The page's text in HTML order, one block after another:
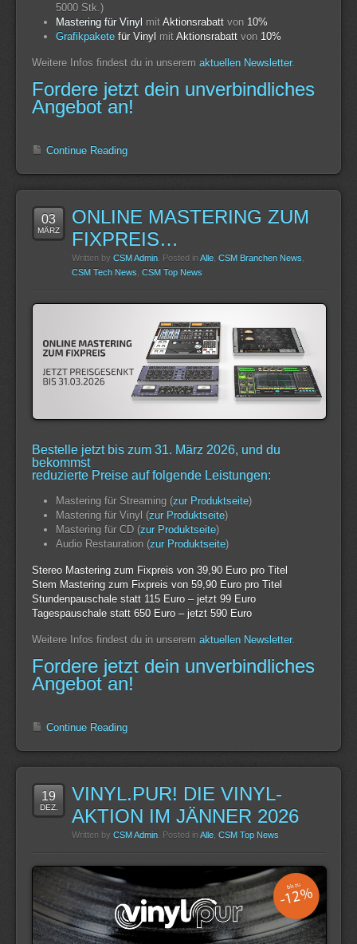
5000 Stk.)
Mastering für Vinyl mit Aktionsrabatt von 10%
Grafikpakete für Vinyl mit Aktionsrabatt von 10%
Weitere Infos findest du in unserem aktuellen Newsletter.
Fordere jetzt dein unverbindliches
Angebot an!
Continue Reading
03
MÄRZ
ONLINE MASTERING ZUM
FIXPREIS…
Written by CSM Admin . Posted in Alle CSM Branchen News
CSM Tech News CSM Top News
Bestelle jetzt bis zum 31. März 2026, und du
bekommst
reduzierte Preise auf folgende Leistungen:
Mastering für Streaming (zur Produktseite)
Mastering für Vinyl (zur Produktseite)
Mastering für CD (zur Produktseite)
Audio Restauration (zur Produktseite)
Stereo Mastering zum Fixpreis von 39,90 Euro pro Titel
Stem Mastering zum Fixpreis von 59,90 Euro pro Titel
Stundenpauschale statt 115 Euro – jetzt 99 Euro
Tagespauschale statt 650 Euro – jetzt 590 Euro
Weitere Infos findest du in unserem aktuellen Newsletter.
Fordere jetzt dein unverbindliches
Angebot an!
Continue Reading
19
DEZ.
VINYL.PUR! DIE VINYL-
AKTION IM JÄNNER 2026
Written by CSM Admin . Posted in Alle CSM Top News